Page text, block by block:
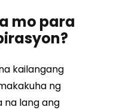
mo para
kailangang
ng
na lang ang